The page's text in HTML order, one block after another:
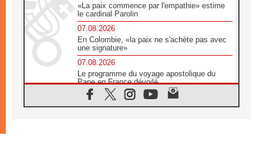
«La paix commence par l'empathie» estime
le cardinal Parolin
07.08.2026
En Colombie, «la paix ne s'achète pas avec
une signature»
07.08.2026
Le programme du voyage apostolique du
Pape en France dévoilé
07.08.2026
1ère Conférence continentale sur l'éducation